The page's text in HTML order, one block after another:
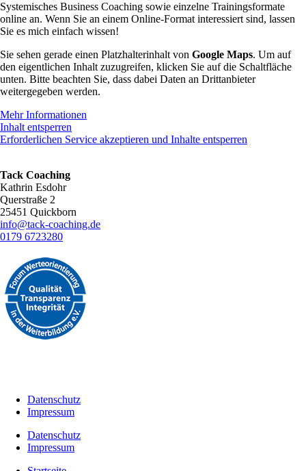
Systemisches Business Coaching sowie einzelne Trainingsformate
online an. Wenn Sie an einem Online-Format interessiert sind, lassen
Sie es mich einfach wissen!
Sie sehen gerade einen Platzhalterinhalt von Google Maps. Um auf
den eigentlichen Inhalt zuzugreifen, klicken Sie auf die Schaltfläche
unten. Bitte beachten Sie, dass dabei Daten an Drittanbieter
weitergegeben werden.
Mehr Informationen
Inhalt entsperren
Erforderlichen Service akzeptieren und Inhalte entsperren
Tack Coaching
Kathrin Esdohr
Querstraße 2
25451 Quickborn
info@tack-coaching.de
0179 6723280
Datenschutz
Impressum
Datenschutz
Impressum